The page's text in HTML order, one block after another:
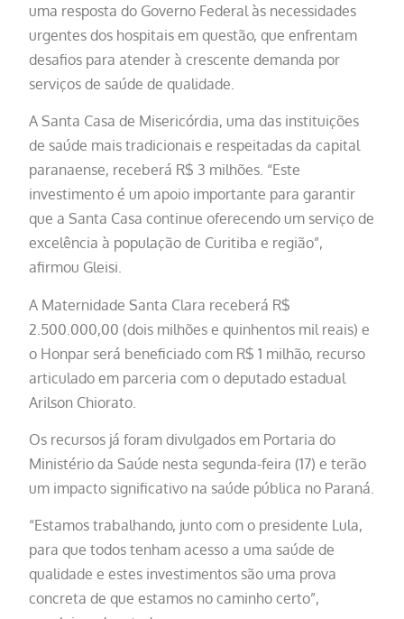
uma resposta do Governo Federal às necessidades
urgentes dos hospitais em questão, que enfrentam
desafios para atender à crescente demanda por
serviços de saúde de qualidade.
A Santa Casa de Misericórdia, uma das instituições
de saúde mais tradicionais e respeitadas da capital
paranaense, receberá R$ 3 milhões. “Este
investimento é um apoio importante para garantir
que a Santa Casa continue oferecendo um serviço de
excelência à população de Curitiba e região”,
afirmou Gleisi.
A Maternidade Santa Clara receberá R$
2.500.000,00 (dois milhões e quinhentos mil reais) e
o Honpar será beneficiado com R$ 1 milhão, recurso
articulado em parceria com o deputado estadual
Arilson Chiorato.
Os recursos já foram divulgados em Portaria do
Ministério da Saúde nesta segunda-feira (17) e terão
um impacto significativo na saúde pública no Paraná.
“Estamos trabalhando, junto com o presidente Lula,
para que todos tenham acesso a uma saúde de
qualidade e estes investimentos são uma prova
concreta de que estamos no caminho certo”,